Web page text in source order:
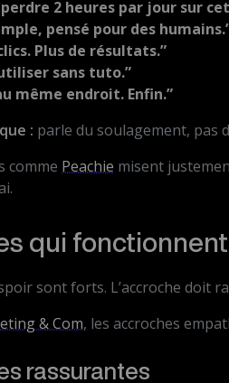
2 heures par jour sur
pensé pour des
Plus de résultats.”
sans tuto.”
même endroit. Enfin.”
: parle du soulagement, pas
comme Peachie misent
qui
sont forts. L’accroche doit
& Com, les accroches
rassurantes